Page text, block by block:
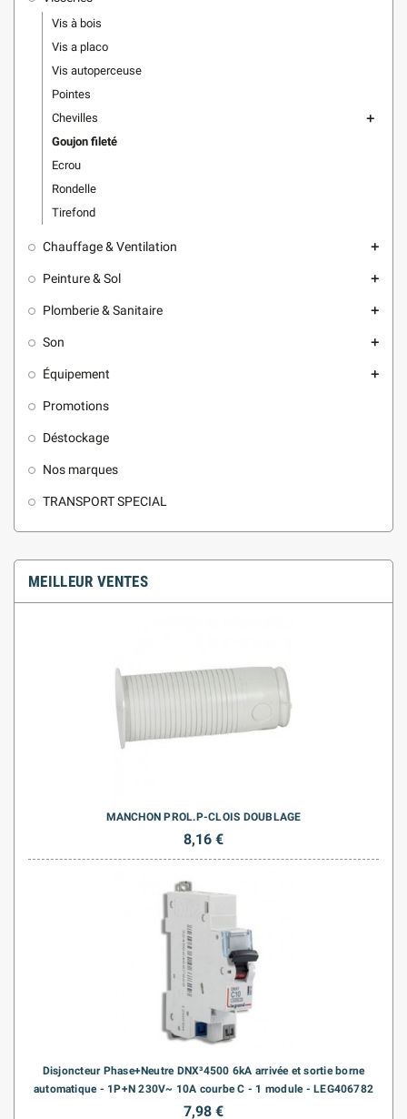
Vis à bois
Vis a placo
Vis autoperceuse
Pointes
Chevilles
add
Goujon fileté
Ecrou
Rondelle
Tirefond
Chauffage & Ventilation add
Peinture & Sol add
Plomberie & Sanitaire add
Son add
Équipement add
Promotions
Déstockage
Nos marques
TRANSPORT SPECIAL
MEILLEUR VENTES
MANCHON PROL.P-CLOIS DOUBLAGE
8,16 €
Disjoncteur Phase+Neutre DNX³4500 6kA arrivée et sortie borne
automatique - 1P+N 230V~ 10A courbe C - 1 module - LEG406782
7,98 €